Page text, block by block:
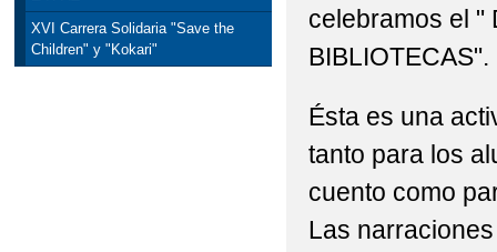
XVI Carrera Solidaria "Save the
Children" y "Kokari"
celebramos el "
BIBLIOTECAS".
Ésta es una
tanto para los
cuento como
Las